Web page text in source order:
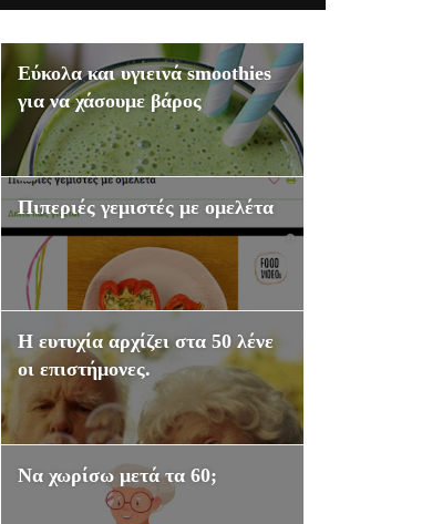
Εύκολα και υγιεινά smoothies
για να χάσουμε βάρος
Πιπεριές γεμιστές με ομελέτα
Η ευτυχία αρχίζει στα 50 λένε
οι επιστήμονες.
Να χωρίσω μετά τα 60;